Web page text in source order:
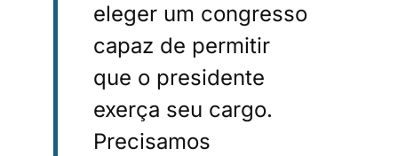
eleger um congresso
capaz de permitir
que o presidente
exerça seu cargo.
Precisamos